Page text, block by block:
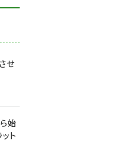
せ
始
ト